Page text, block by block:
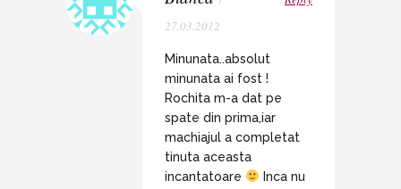
27.03.2012
Minunata..absolut
minunata ai fost !
Rochita m-a dat pe
spate din prima,iar
machiajul a completat
tinuta aceasta
incantatoare
Inca nu